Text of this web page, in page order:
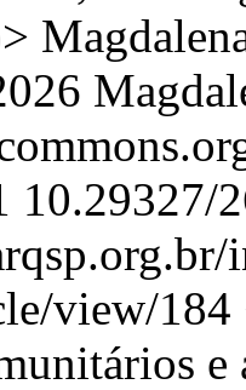
10.29327/
view/184